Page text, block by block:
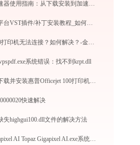
小黑盒加速器使用指南：从下载安装到加速外服游戏，免费版够用吗
疯歌音效平台VST插件/补丁安装教程_如何加载插件效果包
奔图P2060打印机无法连接？如何解决？-金山毒霸
系统错误：找不到krpt.dll
如何快速下载并安装惠普Officejet 100打印机驱动：详细步骤解析
快速解决
失highgui100.dll文件的解决方法
Topaz Gigapixel AI Topaz Gigapixel AI.exe系统错误cutelogger.dll丢失如何解决